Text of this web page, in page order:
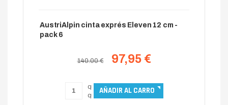
AustriAlpin cinta exprés Eleven 12 cm -
pack 6
140.00 € 97,95 €